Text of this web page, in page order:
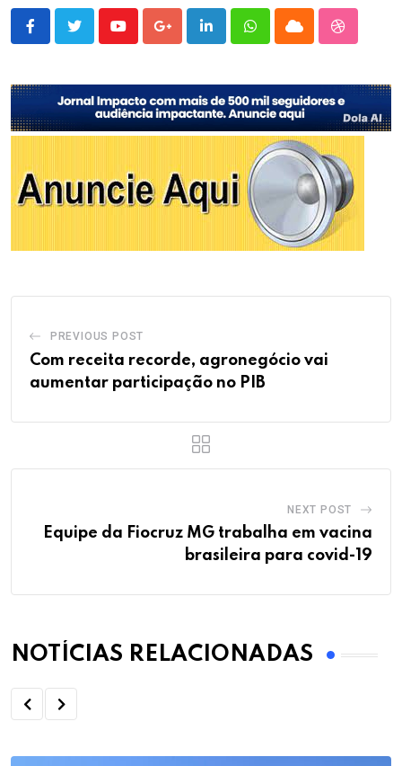
YoutubeGoogle+LinkedInWhatsappCloud
PREVIOUS POST
Com receita recorde, agronegócio vai
aumentar participação no PIB
NEXT POST
Equipe da Fiocruz MG trabalha em vacina
brasileira para covid-19
NOTÍCIAS RELACIONADAS